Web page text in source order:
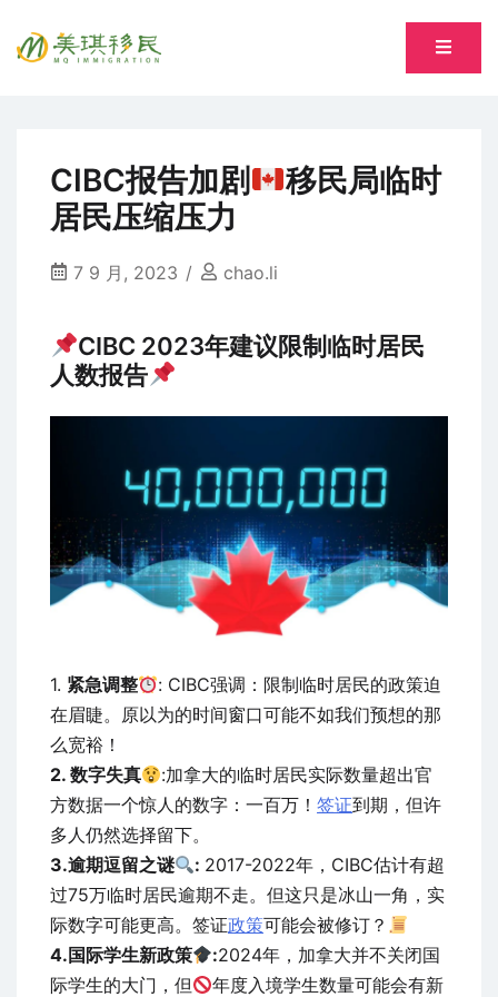
专注萨省持牌移民专业顾问 Song, Tiantian R520277
CIBC报告加剧
移民局临时
居民压缩压力
7 9 月, 2023 chao.li
CIBC 2023年建议限制临时居民
人数报告
1. 紧急调整
: CIBC强调：限制临时居民的政策迫
在眉睫。原以为的时间窗口可能不如我们预想的那
么宽裕！
2. 数字失真
:加拿大的临时居民实际数量超出官
方数据一个惊人的数字：一百万！ 签证到期，但许
多人仍然选择留下。
3.逾期逗留之谜
: 2017-2022年，CIBC估计有超
过75万临时居民逾期不走。但这只是冰山一角，实
际数字可能更高。签证政策可能会被修订？
4.国际学生新政策
:2024年，加拿大并不关闭国
际学生的大门，但
年度入境学生数量可能会有新